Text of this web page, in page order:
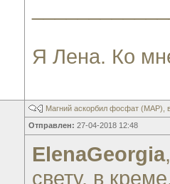
Я Лена. Ко
Магний аскорбил фосфат (МАР),
Отправлен: 27-04-2018 12:48
ElenaGeorgia
свету, в